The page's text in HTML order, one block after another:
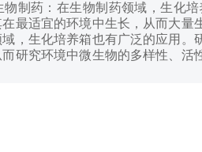
物制药：在生物制药领域，生化
最适宜的环境中生长，从而大
，生化培养箱也有广泛的应用
研究环境中微生物的多样性、活